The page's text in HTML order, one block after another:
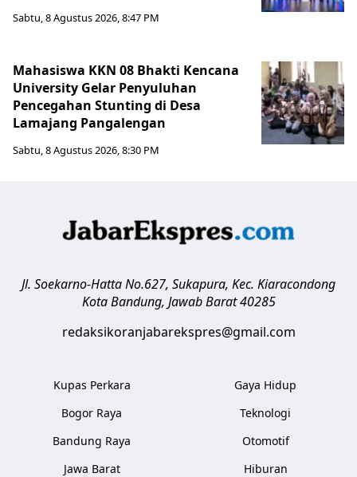
Sabtu, 8 Agustus 2026, 8:47 PM
Mahasiswa KKN 08 Bhakti Kencana
University Gelar Penyuluhan
Pencegahan Stunting di Desa
Lamajang Pangalengan
Sabtu, 8 Agustus 2026, 8:30 PM
Jl. Soekarno-Hatta No.627, Sukapura, Kec. Kiaracondong
Kota Bandung, Jawab Barat 40285
redaksikoranjabarekspres@gmail.com
Kupas Perkara
Bogor Raya
Bandung Raya
Jawa Barat
Gaya Hidup
Teknologi
Otomotif
Hiburan